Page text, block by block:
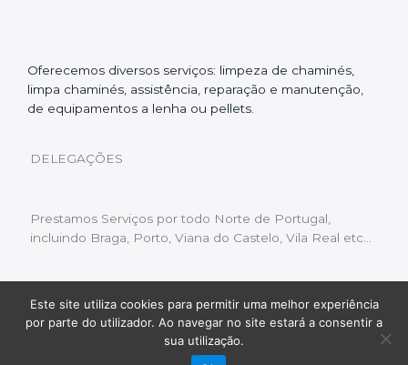
Oferecemos diversos serviços: limpeza de chaminés,
limpa chaminés, assistência, reparação e manutenção,
de equipamentos a lenha ou pellets.
DELEGAÇÕES
Prestamos Serviços por todo Norte de Portugal,
incluindo Braga, Porto, Viana do Castelo, Vila Real etc…
Livro de Reclamações | Política de Privacidade
Copyright © 2022 Limpeza Chaminés | Desenvolvido
Fluxo Digital – a inovar a web
Este site utiliza cookies para permitir uma melhor experiência
por parte do utilizador. Ao navegar no site estará a consentir a
sua utilização.